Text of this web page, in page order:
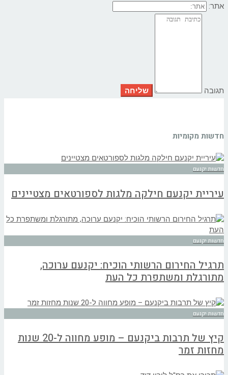
אתר:
תגובה
חדשות מקומיות
חדשות יקנעם
עיריית יקנעם חילקה מלגות לספורטאים מצטיינים
חדשות יקנעם
תרגיל החירום הרשותי הוכיח: יקנעם ערוכה,
מתורגלת ומשתפרת כל העת
חדשות יקנעם
קיץ של תרבות ביקנעם – מופע מחווה ל-20 שנות
מחזות זמר